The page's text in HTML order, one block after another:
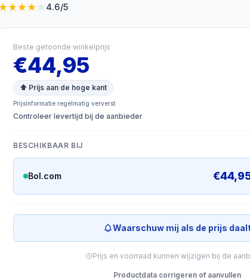
★★★ 4.6/5
Beste getoonde winkelprijs
€44,95
⬆ Prijs aan de hoge kant
Prijsinformatie regelmatig ververst
Controleer levertijd bij de aanbieder
BESCHIKBAAR BIJ
Bol.com €
Waarschuw mij als de prijs
Prijs en voorraad kunnen wijzigen bij de
Productdata corrigeren of aanvullen